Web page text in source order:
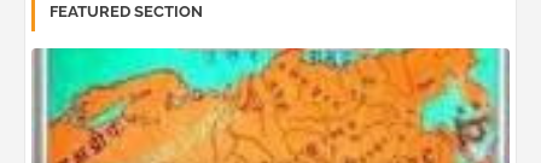
FEATURED SECTION